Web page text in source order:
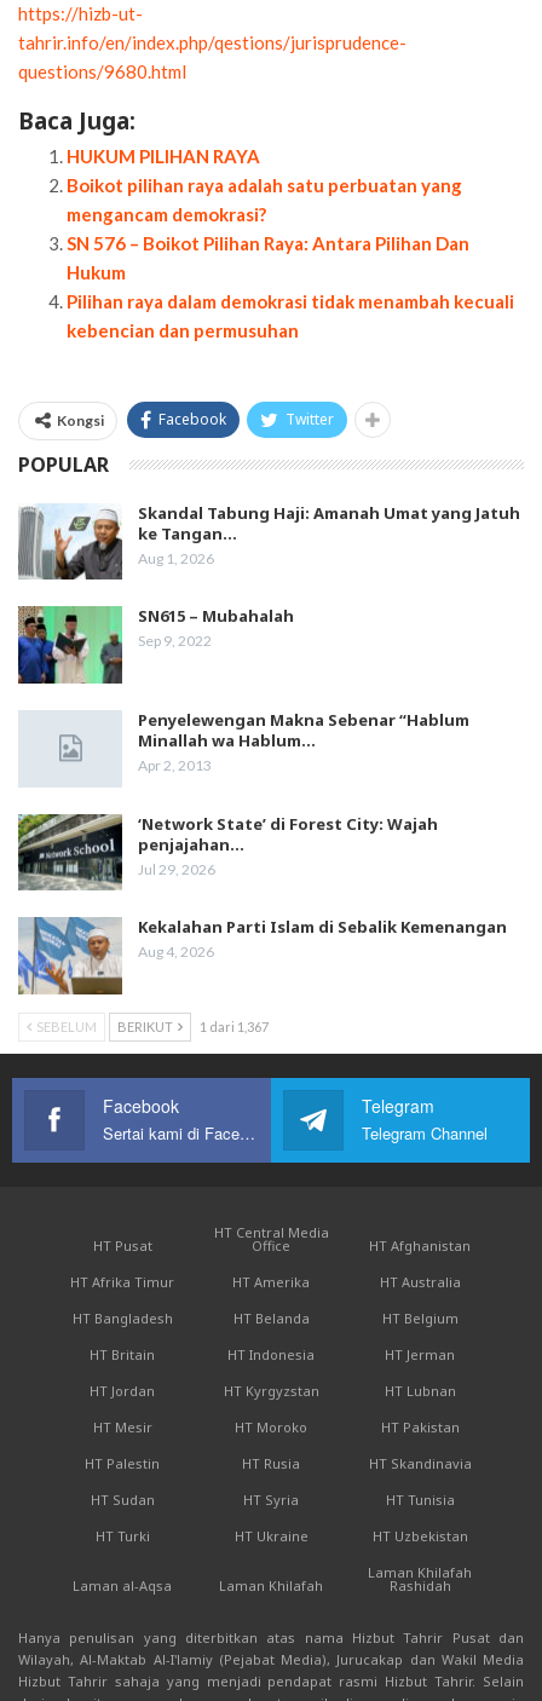
https://hizb-ut-
tahrir.info/en/index.php/qestions/jurisprudence-
questions/9680.html
Baca Juga:
HUKUM PILIHAN RAYA
Boikot pilihan raya adalah satu perbuatan yang
mengancam demokrasi?
SN 576 – Boikot Pilihan Raya: Antara Pilihan Dan
Hukum
Pilihan raya dalam demokrasi tidak menambah kecuali
kebencian dan permusuhan
Kongsi Facebook Twitter
POPULAR
Skandal Tabung Haji: Amanah Umat yang Jatuh
ke Tangan…
Aug 1, 2026
SN615 – Mubahalah
Sep 9, 2022
Penyelewengan Makna Sebenar “Hablum
Minallah wa Hablum…
Apr 2, 2013
‘Network State’ di Forest City: Wajah
penjajahan…
Jul 29, 2026
Kekalahan Parti Islam di Sebalik Kemenangan
Aug 4, 2026
SEBELUM BERIKUT 1 dari 1,367
Facebook
Sertai kami di Facebook
Telegram
Telegram Channel
HT Pusat
HT Central Media
Office
HT Afghanistan
HT Afrika Timur
HT Amerika
HT Australia
HT Bangladesh
HT Belanda
HT Belgium
HT Britain
HT Indonesia
HT Jerman
HT Jordan
HT Kyrgyzstan
HT Lubnan
HT Mesir
HT Moroko
HT Pakistan
HT Palestin
HT Rusia
HT Skandinavia
HT Sudan
HT Syria
HT Tunisia
HT Turki
HT Ukraine HT Uzbekistan
Laman al-Aqsa Laman Khilafah
Laman Khilafah
Rashidah
Hanya penulisan yang diterbitkan atas nama Hizbut Tahrir Pusat dan
Wilayah, Al-Maktab Al-I'lamiy (Pejabat Media), Jurucakap dan Wakil Media
Hizbut Tahrir sahaja yang menjadi pendapat rasmi Hizbut Tahrir. Selain